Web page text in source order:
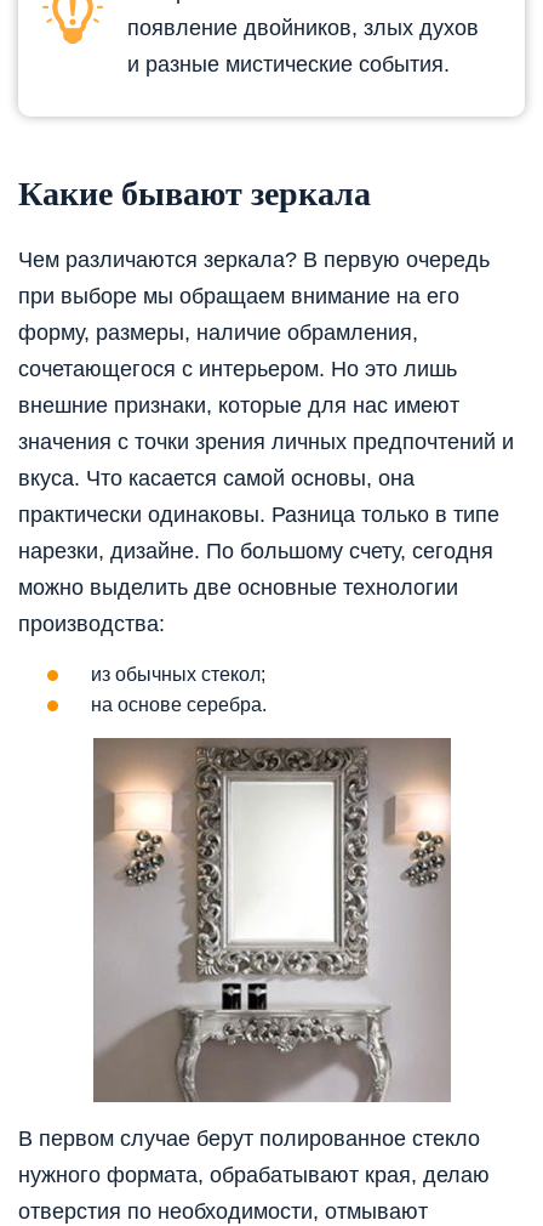
появление двойников, злых духов
и разные мистические события.
Какие бывают зеркала
Чем различаются зеркала? В первую очередь
при выборе мы обращаем внимание на его
форму, размеры, наличие обрамления,
сочетающегося с интерьером. Но это лишь
внешние признаки, которые для нас имеют
значения с точки зрения личных предпочтений и
вкуса. Что касается самой основы, она
практически одинаковы. Разница только в типе
нарезки, дизайне. По большому счету, сегодня
можно выделить две основные технологии
производства:
из обычных стекол;
на основе серебра.
В первом случае берут полированное стекло
нужного формата, обрабатывают края, делаю
отверстия по необходимости, отмывают